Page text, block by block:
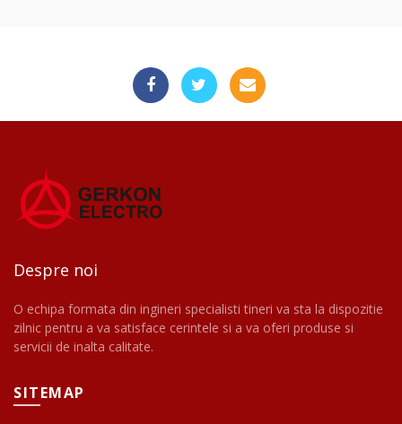
Despre noi
O echipa formata din ingineri specialisti tineri va sta la dispozitie
zilnic pentru a va satisface cerintele si a va oferi produse si
servicii de inalta calitate.
SITEMAP